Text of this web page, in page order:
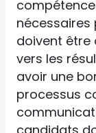
nécessaires
doivent être
vers les
avoir une
processus